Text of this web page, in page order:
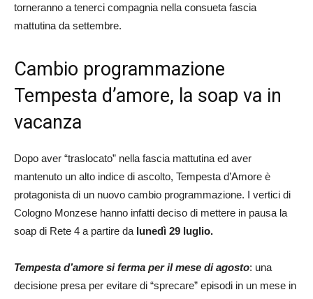
torneranno a tenerci compagnia nella consueta fascia
mattutina da settembre.
Cambio programmazione
Tempesta d’amore, la soap va in
vacanza
Dopo aver “traslocato” nella fascia mattutina ed aver
mantenuto un alto indice di ascolto, Tempesta d’Amore è
protagonista di un nuovo cambio programmazione. I vertici di
Cologno Monzese hanno infatti deciso di mettere in pausa la
soap di Rete 4 a partire da lunedì 29 luglio.
Tempesta d’amore si ferma per il mese di agosto: una
decisione presa per evitare di “sprecare” episodi in un mese in